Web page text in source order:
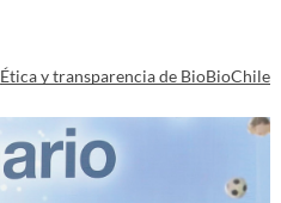
Ética y transparencia de BioBioChile